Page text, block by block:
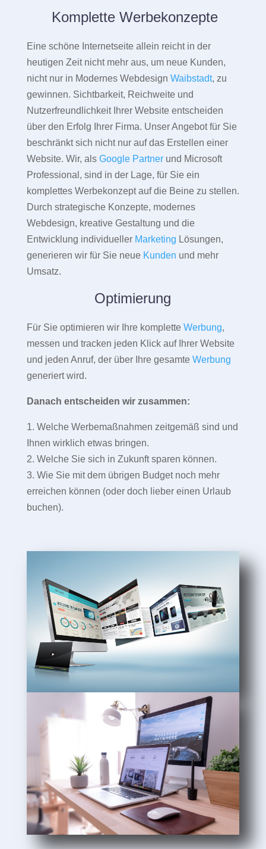
Komplette Werbekonzepte
Eine schöne Internetseite allein reicht in der
heutigen Zeit nicht mehr aus, um neue Kunden,
nicht nur in Modernes Webdesign Waibstadt, zu
gewinnen. Sichtbarkeit, Reichweite und
Nutzerfreundlichkeit Ihrer Website entscheiden
über den Erfolg Ihrer Firma. Unser Angebot für Sie
beschränkt sich nicht nur auf das Erstellen einer
Website. Wir, als Google Partnerund Microsoft
Professional, sind in der Lage, für Sie ein
komplettes Werbekonzept auf die Beine zu stellen.
Durch strategische Konzepte, modernes
Webdesign, kreative Gestaltung und die
Entwicklung individueller Marketing Lösungen,
generieren wir für Sie neue Kunden und mehr
Umsatz.
Optimierung
Für Sie optimieren wir Ihre komplette Werbung,
messen und tracken jeden Klick auf Ihrer Website
und jeden Anruf, der über Ihre gesamte Werbung
generiert wird.
Danach entscheiden wir zusammen:
1. Welche Werbemaßnahmen zeitgemäß sind und
Ihnen wirklich etwas bringen.
2. Welche Sie sich in Zukunft sparen können.
3. Wie Sie mit dem übrigen Budget noch mehr
erreichen können (oder doch lieber einen Urlaub
buchen).